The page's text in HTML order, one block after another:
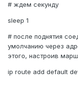
# ждем секунду
sleep 1
# после поднятия
умолчанию через
этого, настроив
ip route add default